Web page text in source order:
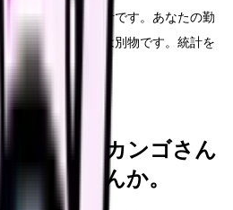
の動きを見る統計です。あなたの勤
業、賞与算定とは別物です。統計を
てください。
いなら、カンゴさん
てみませんか。